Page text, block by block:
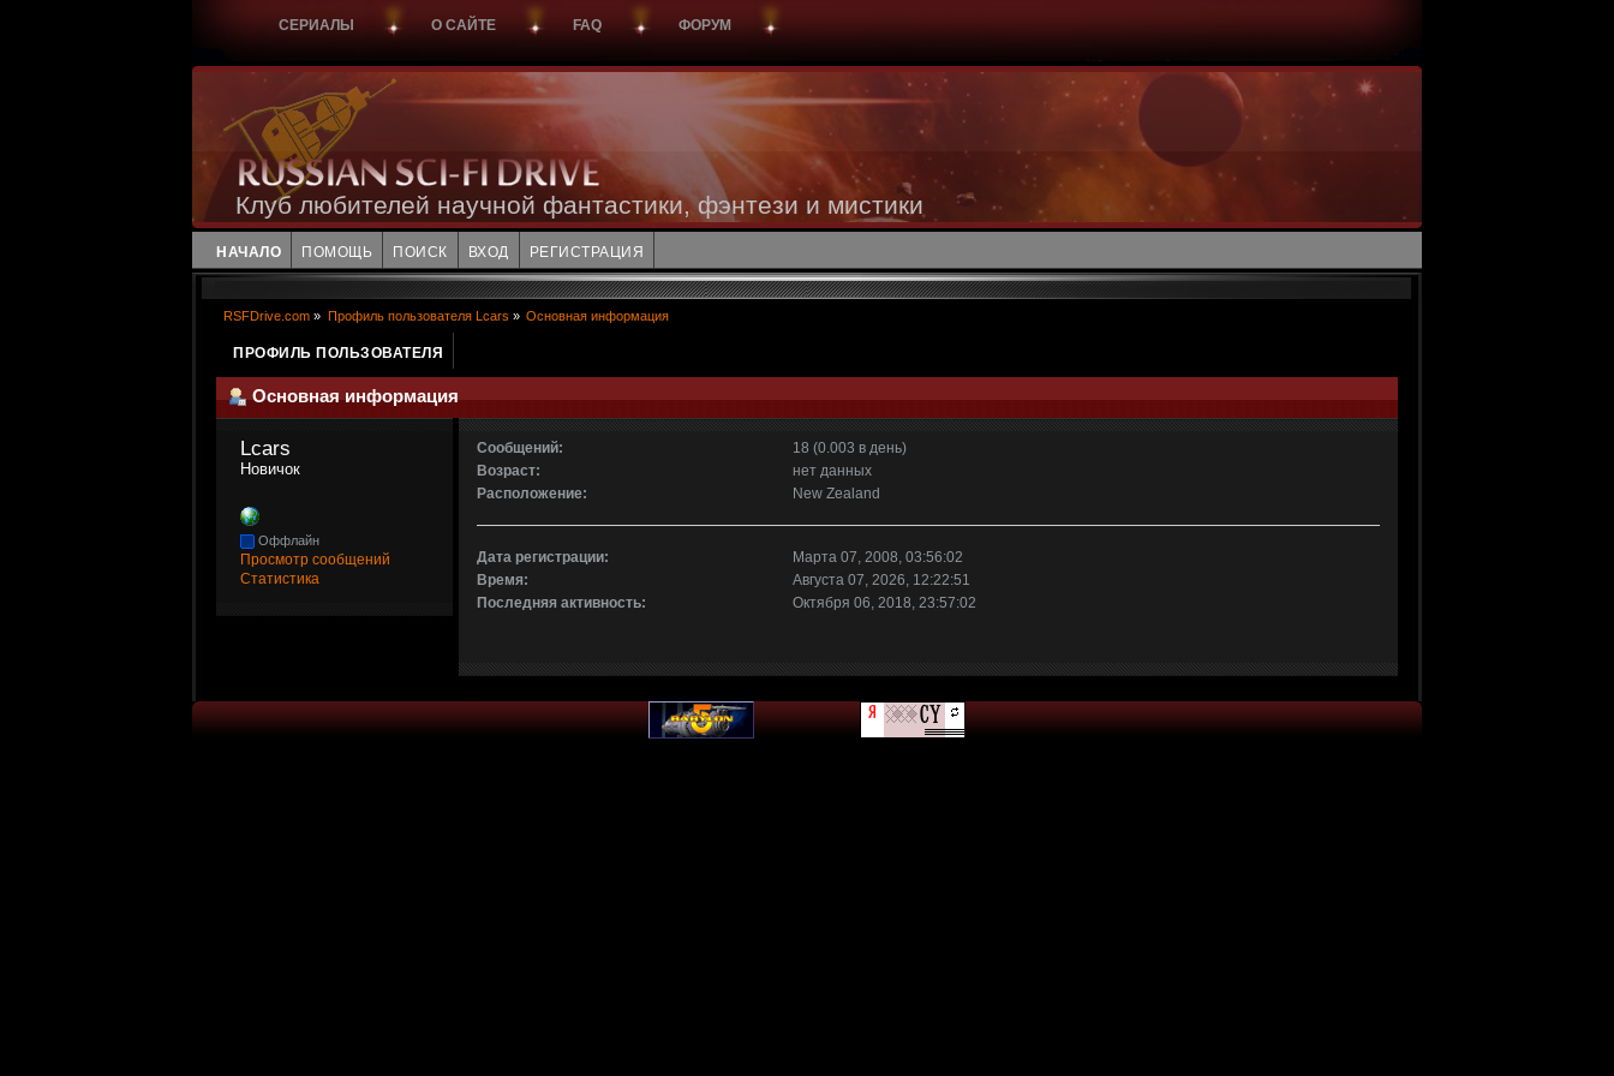
СЕРИАЛЫ О САЙТЕ FAQ ФОРУМ
Клуб любителей научной фантастики, фэнтези и мистики
НАЧАЛО ПОМОЩЬ ПОИСК ВХОД РЕГИСТРАЦИЯ
RSFDrive.com » Профиль пользователя Lcars » Основная информация
ПРОФИЛЬ ПОЛЬЗОВАТЕЛЯ
Основная информация
Lcars
Новичок
Оффлайн
Просмотр сообщений
Статистика
Сообщений:
18 (0.003 в день)
Возраст:
нет данных
Расположение:
New Zealand
Дата регистрации:
Марта 07, 2008, 03:56:02
Время:
Августа 07, 2026, 12:22:51
Последняя активность:
Октября 06, 2018, 23:57:02